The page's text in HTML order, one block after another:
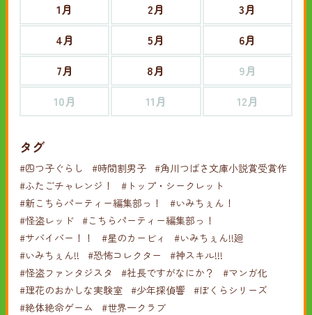
1月 2月
3月
4月
5月
6月
7月
8月
9月
10月
11月 12月
タグ
#四つ子ぐらし #時間割男子 #角川つばさ文庫小説賞受賞作
#ふたごチャレンジ！
#トップ・シークレット
#新こちらパーティー編集部っ！
#いみちぇん！
#怪盗レッド #こちらパーティー編集部っ！
#サバイバー！！
#星のカービィ
#いみちぇん!!廻
#いみちぇん!!
#恐怖コレクター
#神スキル!!!
#怪盗ファンタジスタ
#社長ですがなにか？
#マンガ化
#理花のおかしな実験室 #少年探偵響
#ぼくらシリーズ
#絶体絶命ゲーム
#世界一クラブ